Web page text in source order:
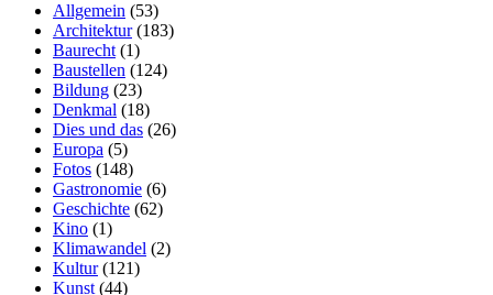
Allgemein (53)
Architektur(183)
Baurecht (1)
Baustellen (124)
Bildung (23)
Denkmal (18)
Dies und das (26)
Europa (5)
Fotos (148)
Gastronomie (6)
Geschichte (62)
Kino (1)
Klimawandel (2)
Kultur(121)
Kunst (44)